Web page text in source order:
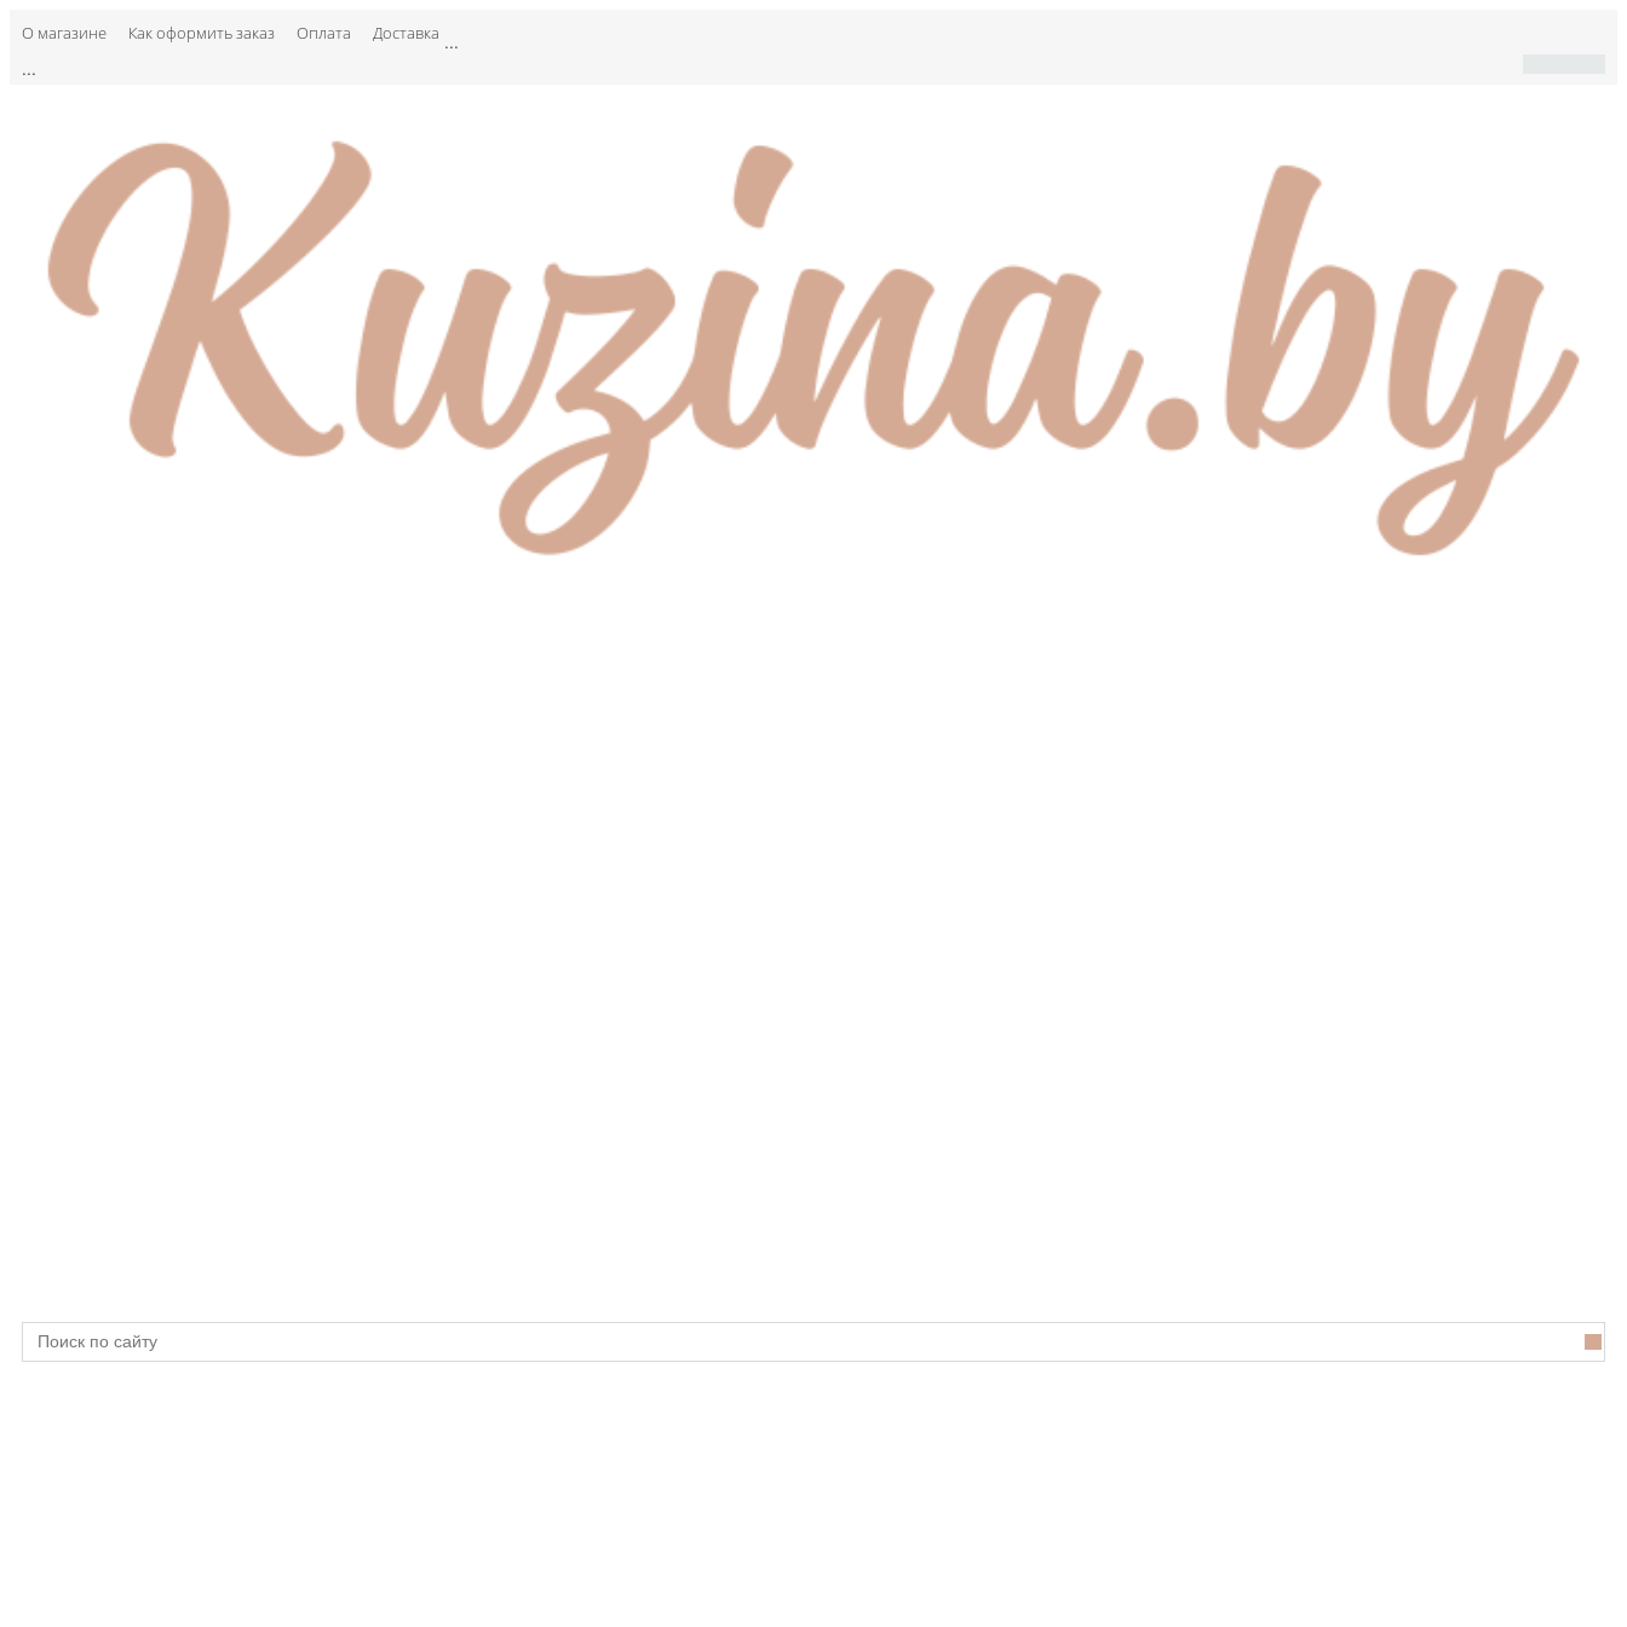
О магазине Как оформить заказ Оплата Доставка ...
...